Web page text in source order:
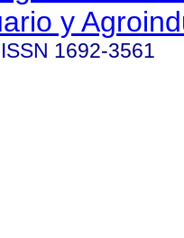
y
ISSN 1692-3561